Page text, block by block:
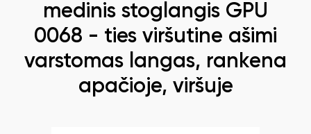
medinis stoglangis GPU
0068 - ties viršutine ašimi
varstomas langas, rankena
apačioje, viršuje